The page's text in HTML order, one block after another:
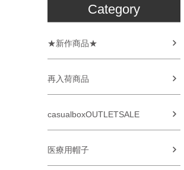
Category
★新作商品★
再入荷商品
casualboxOUTLETSALE
医療用帽子